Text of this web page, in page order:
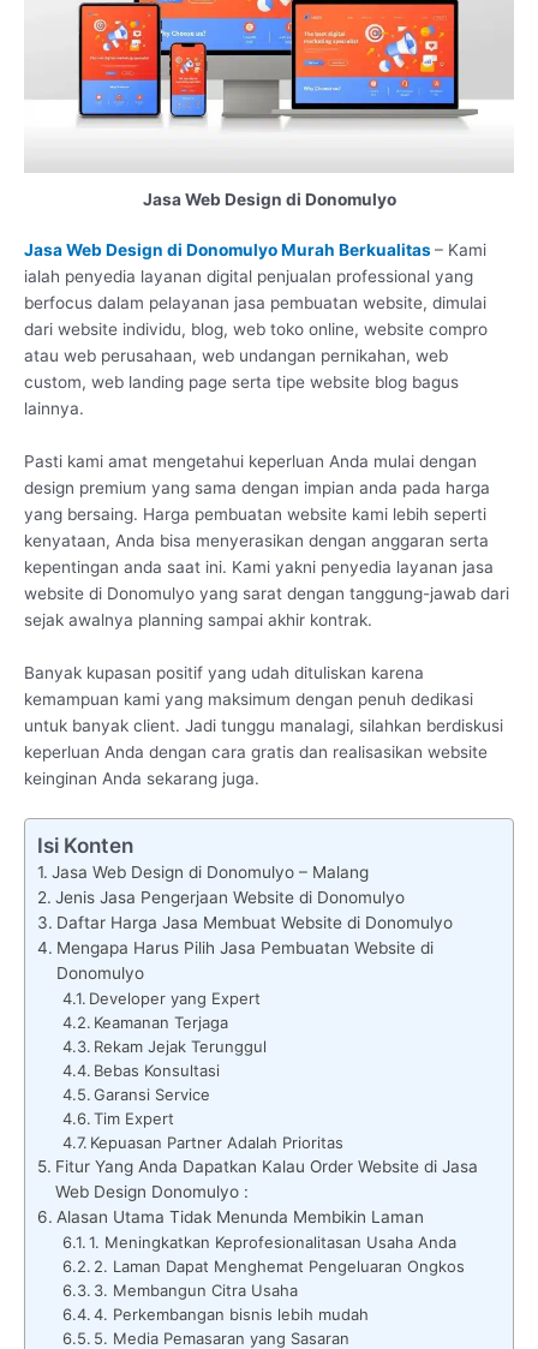
Jasa Web Design di Donomulyo
Jasa Web Design di Donomulyo Murah Berkualitas– Kami
ialah penyedia layanan digital penjualan professional yang
berfocus dalam pelayanan jasa pembuatan website, dimulai
dari website individu, blog, web toko online, website compro
atau web perusahaan, web undangan pernikahan, web
custom, web landing page serta tipe website blog bagus
lainnya.
Pasti kami amat mengetahui keperluan Anda mulai dengan
design premium yang sama dengan impian anda pada harga
yang bersaing. Harga pembuatan website kami lebih seperti
kenyataan, Anda bisa menyerasikan dengan anggaran serta
kepentingan anda saat ini. Kami yakni penyedia layanan jasa
website di Donomulyo yang sarat dengan tanggung-jawab dari
sejak awalnya planning sampai akhir kontrak.
Banyak kupasan positif yang udah dituliskan karena
kemampuan kami yang maksimum dengan penuh dedikasi
untuk banyak client. Jadi tunggu manalagi, silahkan berdiskusi
keperluan Anda dengan cara gratis dan realisasikan website
keinginan Anda sekarang juga.
Isi Konten
Jasa Web Design di Donomulyo – Malang
Jenis Jasa Pengerjaan Website di Donomulyo
Daftar Harga Jasa Membuat Website di Donomulyo
Mengapa Harus Pilih Jasa Pembuatan Website di
Donomulyo
Developer yang Expert
Keamanan Terjaga
Rekam Jejak Terunggul
Bebas Konsultasi
Garansi Service
Tim Expert
Kepuasan Partner Adalah Prioritas
Fitur Yang Anda Dapatkan Kalau Order Website di Jasa
Web Design Donomulyo :
Alasan Utama Tidak Menunda Membikin Laman
1. Meningkatkan Keprofesionalitasan Usaha Anda
2. Laman Dapat Menghemat Pengeluaran Ongkos
3. Membangun Citra Usaha
4. Perkembangan bisnis lebih mudah
5. Media Pemasaran yang Sasaran